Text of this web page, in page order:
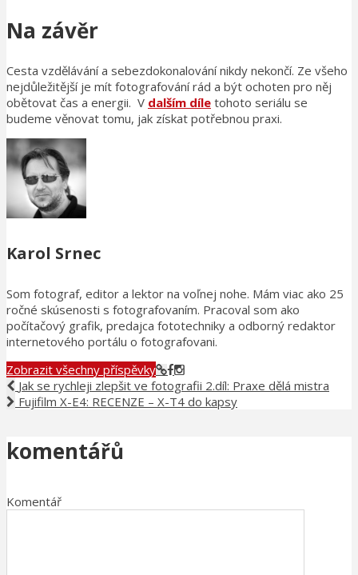
Na závěr
Cesta vzdělávání a sebezdokonalování nikdy nekončí. Ze všeho
nejdůležitější je mít fotografování rád a být ochoten pro něj
obětovat čas a energii. V dalším díle tohoto seriálu se
budeme věnovat tomu, jak získat potřebnou praxi.
Karol Srnec
Som fotograf, editor a lektor na voľnej nohe. Mám viac ako 25
ročné skúsenosti s fotografovaním. Pracoval som ako
počítačový grafik, predajca fototechniky a odborný redaktor
internetového portálu o fotografovani.
Zobrazit všechny příspěvky
Jak se rychleji zlepšit ve fotografii 2.díl: Praxe dělá mistra
Fujifilm X-E4: RECENZE – X-T4 do kapsy
komentářů
Komentář